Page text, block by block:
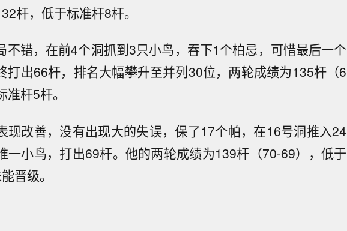
杆，低于标准杆8杆。
不错，在前4个洞抓到3只小鸟，吞下1个柏忌，可惜最后一个
打出66杆，排名大幅攀升至并列30位，两轮成绩为135杆（6
杆5杆。
现改善，没有出现大的失误，保了17个帕，在16号洞推入24
一小鸟，打出69杆。他的两轮成绩为139杆（70-69），低于
晋级。